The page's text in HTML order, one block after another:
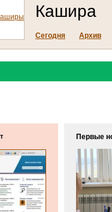
Кашира
Сегодня Архив
Первые